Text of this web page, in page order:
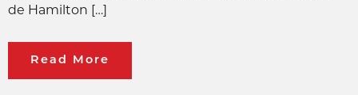
de Hamilton […]
Read More